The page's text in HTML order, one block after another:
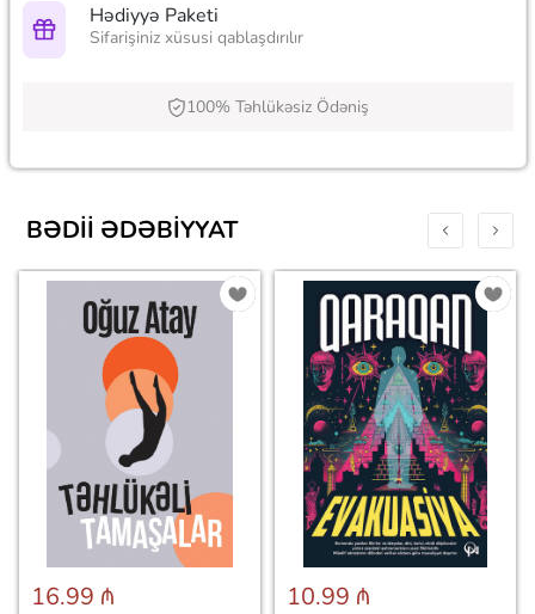
Hədiyyə Paketi
Sifarişiniz xüsusi qablaşdırılır
100% Təhlükəsiz Ödəniş
BƏDII ƏDƏBIYYAT
16.99 ₼ 10.99 ₼